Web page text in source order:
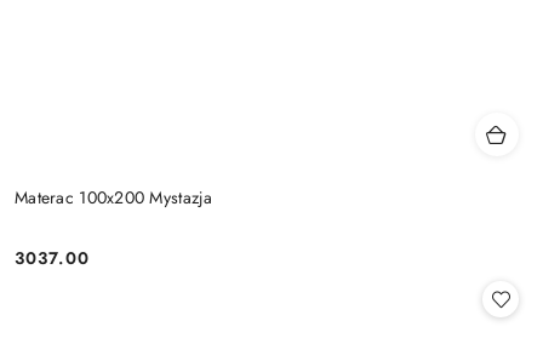
Materac 100x200 Mystazja
Cena:
3037.00